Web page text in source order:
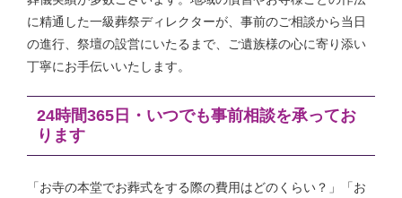
に精通した一級葬祭ディレクターが、事前のご相談から当日
の進行、祭壇の設営にいたるまで、ご遺族様の心に寄り添い
丁寧にお手伝いいたします。
24時間365日・いつでも事前相談を承ってお
ります
「お寺の本堂でお葬式をする際の費用はどのくらい？」「お